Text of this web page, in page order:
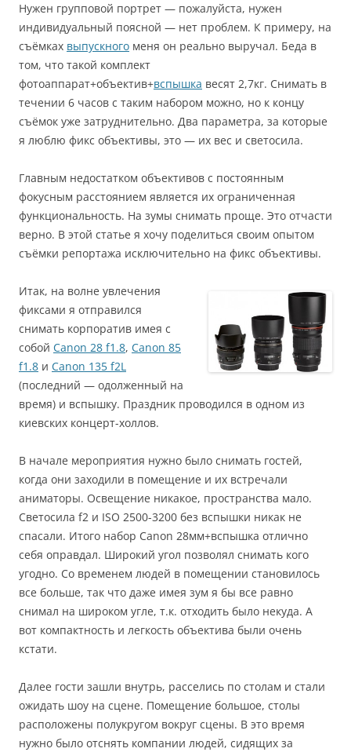
Нужен групповой портрет — пожалуйста, нужен
индивидуальный поясной — нет проблем. К примеру, на
съёмках выпускного меня он реально выручал. Беда в
том, что такой комплект
фотоаппарат+объектив+вспышка весят 2,7кг. Снимать в
течении 6 часов с таким набором можно, но к концу
съёмок уже затруднительно. Два параметра, за которые
я люблю фикс объективы, это — их вес и светосила.
Главным недостатком объективов с постоянным
фокусным расстоянием является их ограниченная
функциональность. На зумы снимать проще. Это отчасти
верно. В этой статье я хочу поделиться своим опытом
съёмки репортажа исключительно на фикс объективы.
Итак, на волне увлечения
фиксами я отправился
снимать корпоратив имея с
собой Canon 28 f1.8, Canon 85
f1.8 и Canon 135 f2L
(последний — одолженный на
время) и вспышку. Праздник проводился в одном из
киевских концерт-холлов.
В начале мероприятия нужно было снимать гостей,
когда они заходили в помещение и их встречали
аниматоры. Освещение никакое, пространства мало.
Светосила f2 и ISO 2500-3200 без вспышки никак не
спасали. Итого набор Canon 28мм+вспышка отлично
себя оправдал. Широкий угол позволял снимать кого
угодно. Со временем людей в помещении становилось
все больше, так что даже имея зум я бы все равно
снимал на широком угле, т.к. отходить было некуда. А
вот компактность и легкость объектива были очень
кстати.
Далее гости зашли внутрь, расселись по столам и стали
ожидать шоу на сцене. Помещение большое, столы
расположены полукругом вокруг сцены. В это время
нужно было отснять компании людей, сидящих за